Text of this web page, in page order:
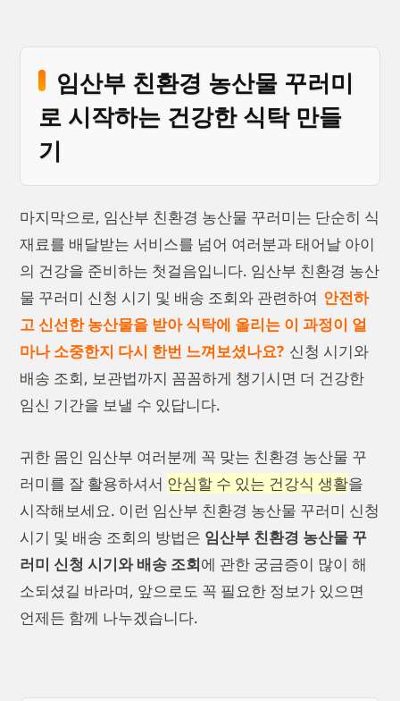
임산부 친환경 농산물 꾸러미
로 시작하는 건강한 식탁 만들
기
마지막으로, 임산부 친환경 농산물 꾸러미는 단순히 식
재료를 배달받는 서비스를 넘어 여러분과 태어날 아이
의 건강을 준비하는 첫걸음입니다. 임산부 친환경 농산
물 꾸러미 신청 시기 및 배송 조회와 관련하여 안전하
고 신선한 농산물을 받아 식탁에 올리는 이 과정이 얼
마나 소중한지 다시 한번 느껴보셨나요? 신청 시기와
배송 조회, 보관법까지 꼼꼼하게 챙기시면 더 건강한
임신 기간을 보낼 수 있답니다.
귀한 몸인 임산부 여러분께 꼭 맞는 친환경 농산물 꾸
러미를 잘 활용하셔서 안심할 수 있는 건강식 생활을
시작해보세요. 이런 임산부 친환경 농산물 꾸러미 신청
시기 및 배송 조회의 방법은 임산부 친환경 농산물 꾸
러미 신청 시기와 배송 조회에 관한 궁금증이 많이 해
소되셨길 바라며, 앞으로도 꼭 필요한 정보가 있으면
언제든 함께 나누겠습니다.